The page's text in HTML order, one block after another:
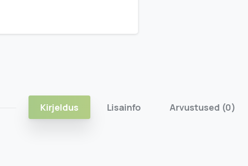
Kirjeldus Lisainfo Arvustused (0)